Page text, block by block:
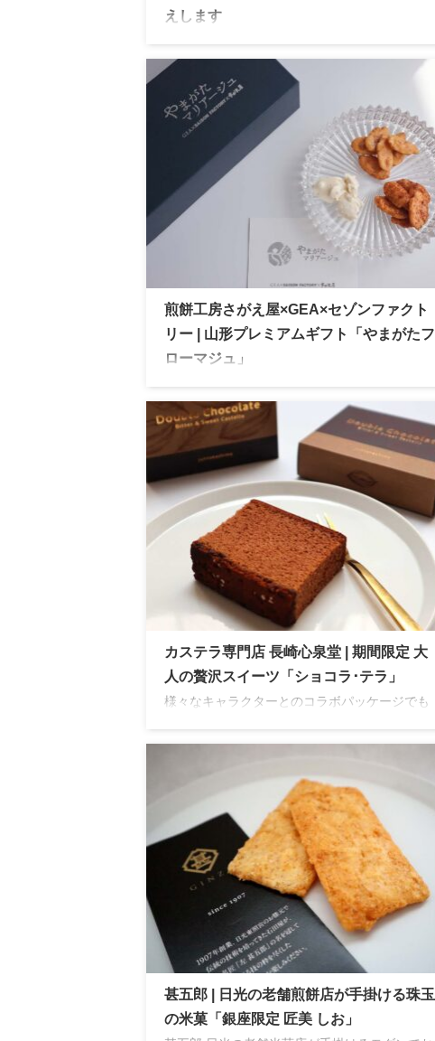
えします
日光東照宮の三猿がモチーフでキャラメル餡に
胡桃を組み合わせた滑らかな餡が特徴で可愛さ
に心奪われること間違いなし
煎餅工房さがえ屋×GEA×セゾンファクト
リー | 山形プレミアムギフト「やまがたフ
ローマジュ」
がたフロマージュ」やみつきしみかりせんで人
気のさがえ屋、食のハイクオリティであるセゾ
ンファクトリーのディップ、糸作家が監修する
GEAのパッケージ。すべてが完璧すぎる極上の
ギフト
カステラ専門店 長崎心泉堂 | 期間限定 大
人の贅沢スイーツ「ショコラ･テラ」
様々なキャラクターとのコラボパッケージでも
オススメ！
甚五郎 | 日光の老舗煎餅店が手掛ける珠玉
の米菓「銀座限定 匠美 しお」